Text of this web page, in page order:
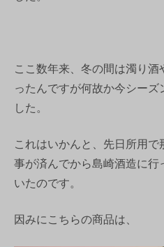
ここ数年来、冬の間は濁り
ったんですが何故か今シー
した。
これはいかんと、先日所用で
事が済んでから島崎酒造に行
いたのです。
因みにこちらの商品は、